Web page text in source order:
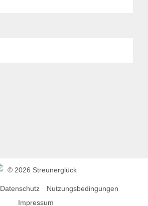
© 2026 Streunerglück
Datenschutz
Nutzungsbedingungen
Impressum